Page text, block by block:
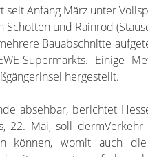
seit Anfang März unter
Schotten und Rainrod
Bauabschnitte
Supermarkts. Einige
hergestellt.
absehbar, berichtet
22. Mai, soll
können, womit auch